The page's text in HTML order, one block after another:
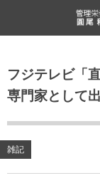
フジテレビ「
専門家として
雑記
栄養・食・健康
食文化
ライフハック